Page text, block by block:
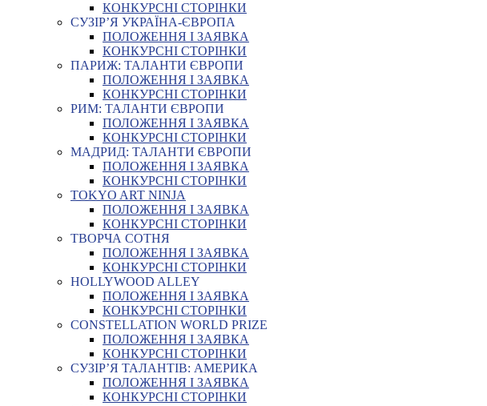
КОНКУРСНІ СТОРІНКИ
СУЗІР’Я УКРАЇНА-ЄВРОПА
ПОЛОЖЕННЯ І ЗАЯВКА
КОНКУРСНІ СТОРІНКИ
ПАРИЖ: ТАЛАНТИ ЄВРОПИ
ПОЛОЖЕННЯ І ЗАЯВКА
КОНКУРСНІ СТОРІНКИ
РИМ: ТАЛАНТИ ЄВРОПИ
ПОЛОЖЕННЯ І ЗАЯВКА
КОНКУРСНІ СТОРІНКИ
МАДРИД: ТАЛАНТИ ЄВРОПИ
ПОЛОЖЕННЯ І ЗАЯВКА
КОНКУРСНІ СТОРІНКИ
TOKYO ART NINJA
ПОЛОЖЕННЯ І ЗАЯВКА
КОНКУРСНІ СТОРІНКИ
ТВОРЧА СОТНЯ
ПОЛОЖЕННЯ І ЗАЯВКА
КОНКУРСНІ СТОРІНКИ
HOLLYWOOD ALLEY
ПОЛОЖЕННЯ І ЗАЯВКА
КОНКУРСНІ СТОРІНКИ
CONSTELLATION WORLD PRIZE
ПОЛОЖЕННЯ І ЗАЯВКА
КОНКУРСНІ СТОРІНКИ
СУЗІР’Я ТАЛАНТІВ: АМЕРИКА
ПОЛОЖЕННЯ І ЗАЯВКА
КОНКУРСНІ СТОРІНКИ